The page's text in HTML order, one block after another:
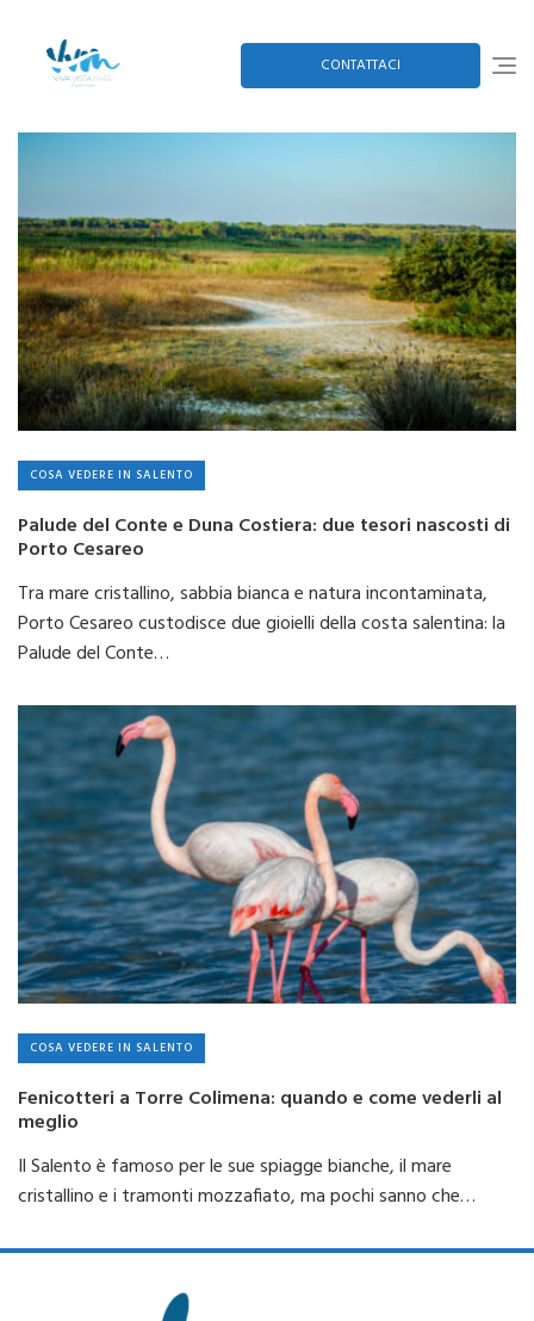
content
CONTATTACI
COSA VEDERE IN SALENTO
Palude del Conte e Duna Costiera: due tesori nascosti di
Porto Cesareo
Tra mare cristallino, sabbia bianca e natura incontaminata,
Porto Cesareo custodisce due gioielli della costa salentina: la
Palude del Conte…
COSA VEDERE IN SALENTO
Fenicotteri a Torre Colimena: quando e come vederli al
meglio
Il Salento è famoso per le sue spiagge bianche, il mare
cristallino e i tramonti mozzafiato, ma pochi sanno che…